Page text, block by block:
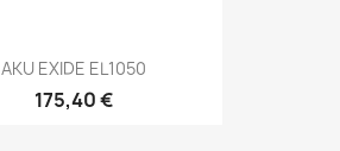
AKU EXIDE EL1050
175,40 €